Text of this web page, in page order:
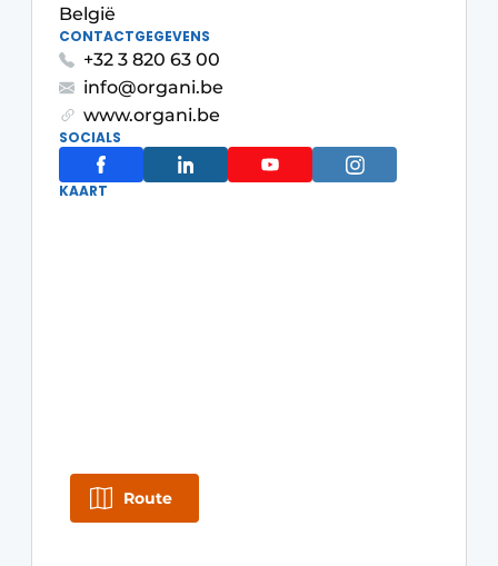
recyclingstroom in België
Vacature aanmelden
Vacatures
Video’s
Safety First
Kranen
Recyclinginstallaties
Transportbanden
Zeven & Brekers
België
CONTACTGEGEVENS
+32 3 820 63 00
info@organi.be
www.organi.be
SOCIALS
KAART
Route